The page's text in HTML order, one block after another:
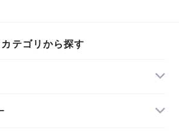
カテゴリから探す